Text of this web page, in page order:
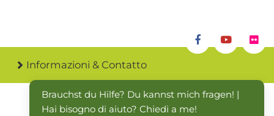
Informazioni & Contatto
Brauchst du Hilfe? Du kannst mich fragen! |
Hai bisogno di aiuto? Chiedi a me!